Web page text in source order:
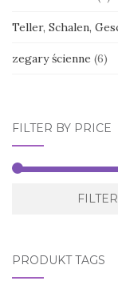
Teller, Schalen,
zegary ścienne (6)
FILTER BY PRICE
FILTER
PRODUKT TAGS